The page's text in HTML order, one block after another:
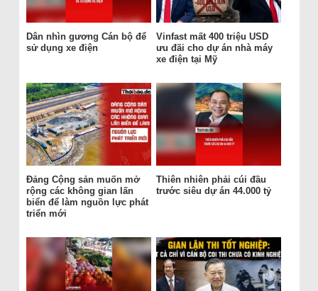
Dân nhìn gương Cán bộ để
sử dụng xe điện
Vinfast mất 400 triệu USD
ưu đãi cho dự án nhà máy
xe điện tại Mỹ
Đảng Cộng sản muốn mở
rộng các không gian lấn
biển để làm nguồn lực phát
triển mới
Thiên nhiên phải cúi đầu
trước siêu dự án 44.000 tỷ